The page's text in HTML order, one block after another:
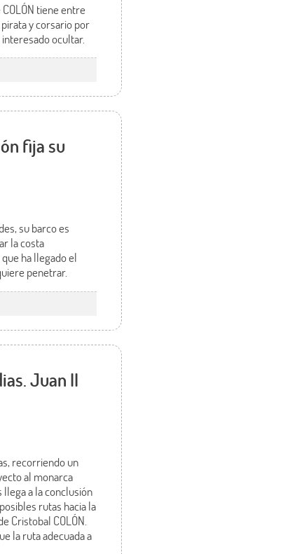
tiene entre
pirata y corsario por
ocultar.
fija su
su barco es
la costa
ha llegado el
penetrar.
Juan II
recorriendo un
al monarca
a la conclusión
rutas hacia la
Cristobal COLÓN.
la ruta adecuada a